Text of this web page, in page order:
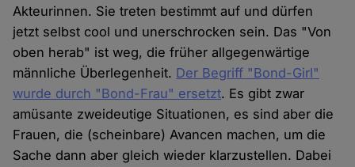
Akteurinnen. Sie treten bestimmt auf und dürfen
jetzt selbst cool und unerschrocken sein. Das "Von
oben herab" ist weg, die früher allgegenwärtige
männliche Überlegenheit. Der Begriff "Bond-Girl"
wurde durch "Bond-Frau" ersetzt. Es gibt zwar
amüsante zweideutige Situationen, es sind aber die
Frauen, die (scheinbare) Avancen machen, um die
Sache dann aber gleich wieder klarzustellen. Dabei